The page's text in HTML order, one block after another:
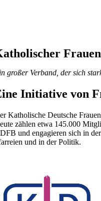
großer Verband, der sich
Initiative von
Katholische Deutsche
zählen etwa 145.000
und engagieren sich in
und in der Politik.